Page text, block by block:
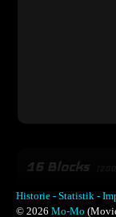
16 Blocks
Historie - Statistik -
© 2026 Mo-Mo